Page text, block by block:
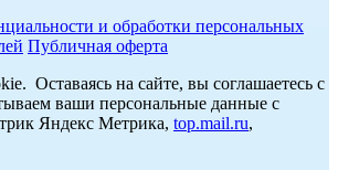
и обработки персональных
Публичная оферта
Оставаясь на сайте, вы соглашаетесь с
ваши персональные данные с
Яндекс Метрика, top.mail.ru,